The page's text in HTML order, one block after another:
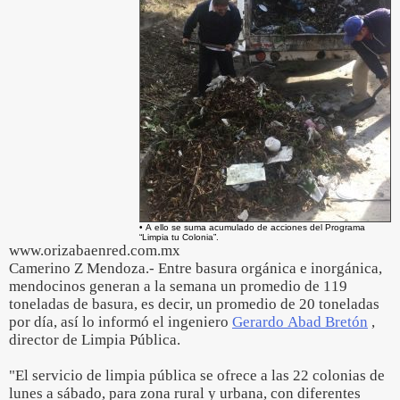
• A ello se suma acumulado de acciones del Programa
“Limpia tu Colonia”.
www.orizabaenred.com.mx
Camerino Z Mendoza.- Entre basura orgánica e inorgánica,
mendocinos generan a la semana un promedio de 119
toneladas de basura, es decir, un promedio de 20 toneladas
por día, así lo informó el ingeniero Gerardo Abad Bretón ,
director de Limpia Pública.
"El servicio de limpia pública se ofrece a las 22 colonias de
lunes a sábado, para zona rural y urbana, con diferentes